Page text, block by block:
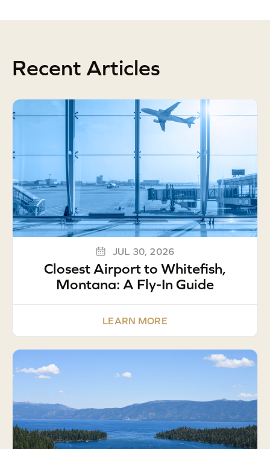
Recent Articles
JUL 30, 2026
Closest Airport to Whitefish,
Montana: A Fly-In Guide
LEARN MORE